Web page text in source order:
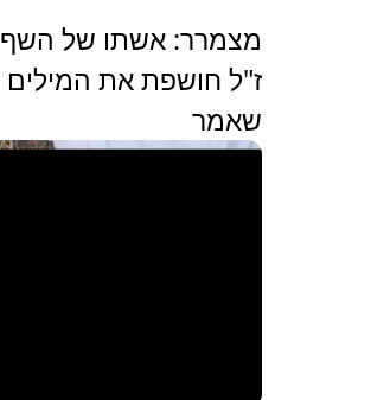
מצמרר: אשתו של השף
ז"ל חושפת את המילים
שאמר